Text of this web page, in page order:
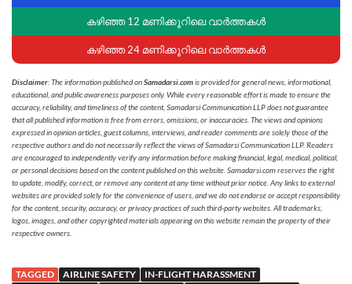
കഴിഞ്ഞ 12 മണിക്കൂറിലെ വാർത്തകൾ
കഴിഞ്ഞ 24 മണിക്കൂറിലെ വാർത്തകൾ
Disclaimer: The information published onSamadarsi.comis provided for general news, informational,
educational, and public awareness purposes only. While every reasonable effort is made to ensure the
accuracy, reliability, and timeliness of the content, Samadarsi Communication LLP does not guarantee
that all published information is free from errors, omissions, or inaccuracies. The views and opinions
expressed in opinion articles, guest columns, interviews, and reader comments are solely those of the
respective authors and do not necessarily reflect the views of Samadarsi Communication LLP. Readers
are encouraged to independently verify any information before making financial, legal, medical, political,
or personal decisions based on the content published on this website. Samadarsi.com reserves the right
to update, modify, correct, or remove any content at any time without prior notice. Any links to external
websites are provided solely for the convenience of users, and we do not endorse or accept responsibility
for the content, security, accuracy, or privacy practices of such third-party websites. All trademarks,
logos, images, and other copyrighted materials appearing on this website remain the property of their
respective owners.
TAGGED AIRLINE SAFETY
IN-FLIGHT HARASSMENT